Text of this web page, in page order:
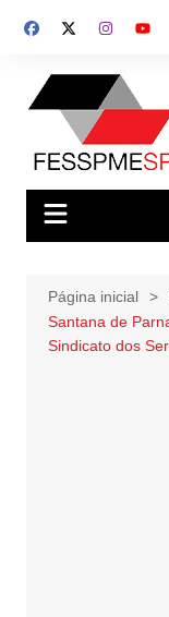
para
conteúdo
Página inicial
Santana de
Sindicato dos